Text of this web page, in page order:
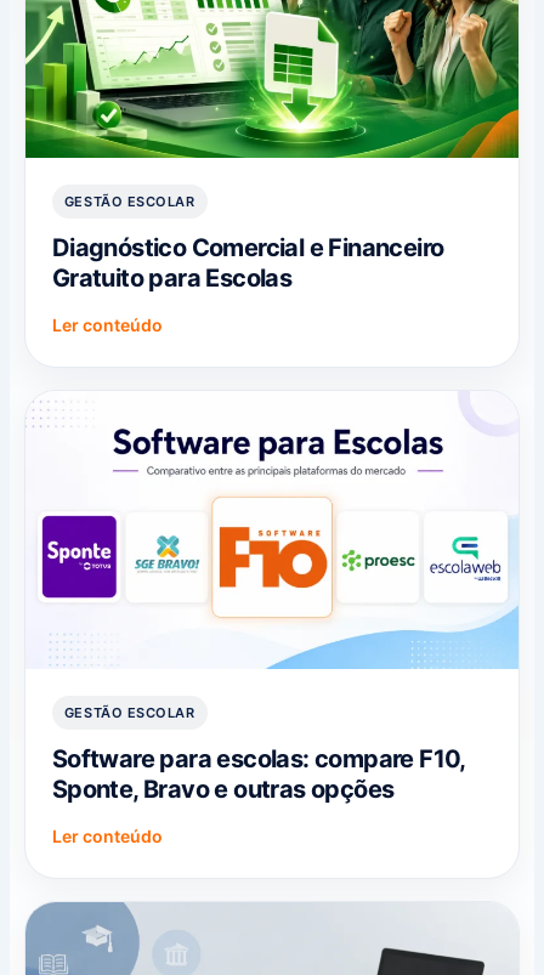
GESTÃO ESCOLAR
Diagnóstico Comercial e Financeiro
Gratuito para Escolas
Ler conteúdo
GESTÃO ESCOLAR
Software para escolas: compare F10,
Sponte, Bravo e outras opções
Ler conteúdo